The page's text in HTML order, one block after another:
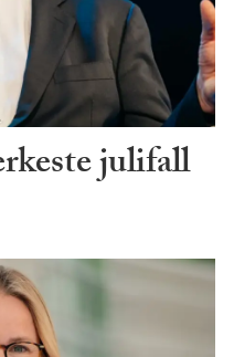
julifall